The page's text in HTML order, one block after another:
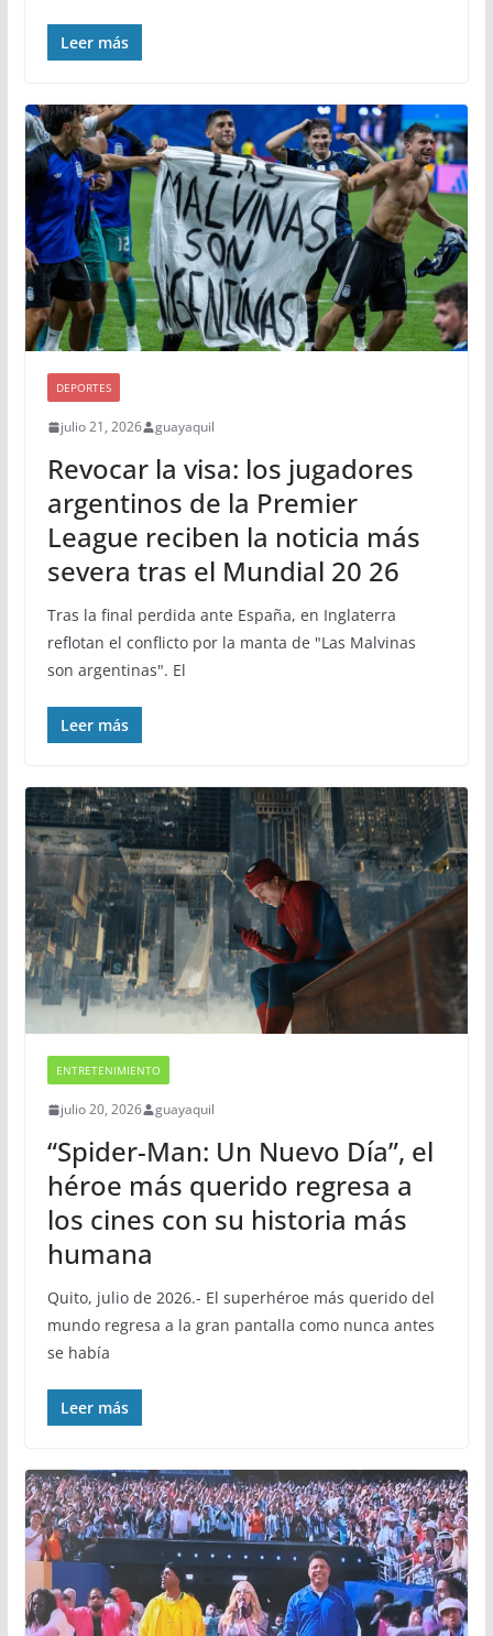
Leer más
DEPORTES
julio 21, 2026 guayaquil
Revocar la visa: los jugadores
argentinos de la Premier
League reciben la noticia más
severa tras el Mundial 20 26
Tras la final perdida ante España, en Inglaterra
reflotan el conflicto por la manta de "Las Malvinas
son argentinas". El
Leer más
ENTRETENIMIENTO
julio 20, 2026 guayaquil
“Spider-Man: Un Nuevo Día”, el
héroe más querido regresa a
los cines con su historia más
humana
Quito, julio de 2026.- El superhéroe más querido del
mundo regresa a la gran pantalla como nunca antes
se había
Leer más